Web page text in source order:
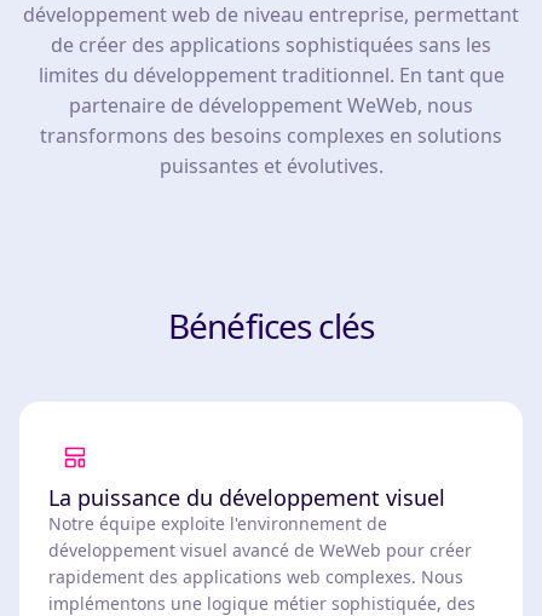
développement web de niveau entreprise, permettant
de créer des applications sophistiquées sans les
limites du développement traditionnel. En tant que
partenaire de développement WeWeb, nous
transformons des besoins complexes en solutions
puissantes et évolutives.
Bénéfices clés
La puissance du développement visuel
Notre équipe exploite l'environnement de
développement visuel avancé de WeWeb pour créer
rapidement des applications web complexes. Nous
implémentons une logique métier sophistiquée, des